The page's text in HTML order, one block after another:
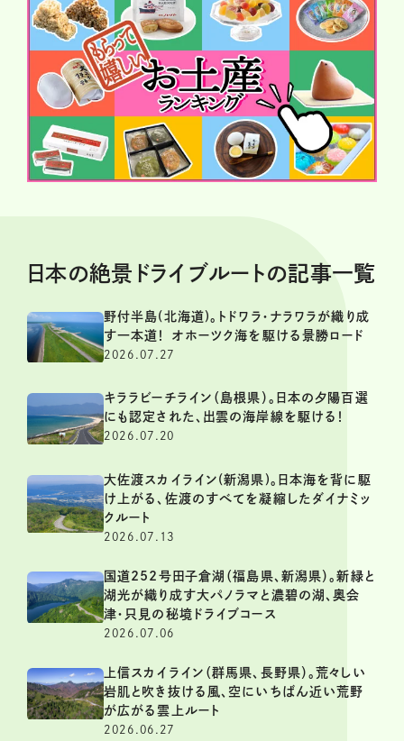
日本の絶景ドライブルートの記事一覧
野付半島(北海道)。トドワラ・ナラワラが織り成
す一本道！ オホーツク海を駆ける景勝ロード
2026.07.27
キララビーチライン（島根県）。日本の夕陽百選
にも認定された、出雲の海岸線を駆ける！
2026.07.20
大佐渡スカイライン(新潟県)。日本海を背に駆
け上がる、佐渡のすべてを凝縮したダイナミッ
クルート
2026.07.13
国道252号田子倉湖（福島県、新潟県）。新緑と
湖光が織り成す大パノラマと濃碧の湖、奥会
津・只見の秘境ドライブコース
2026.07.06
上信スカイライン（群馬県、長野県）。荒々しい
岩肌と吹き抜ける風、空にいちばん近い荒野
が広がる雲上ルート
2026.06.27